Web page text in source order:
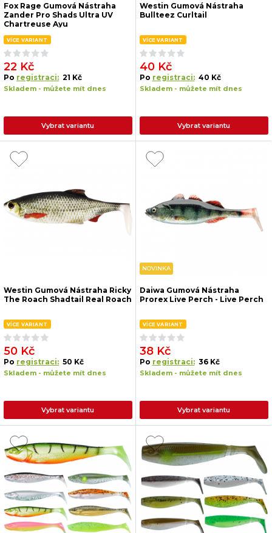
Fox Rage Gumová Nástraha
Zander Pro Shads Ultra UV
Chartreuse Ayu
VÍCE VARIANT
22 Kč
Po registraci: 21 Kč
Skladem - můžete mít dnes
Vybrat variantu
Westin Gumová Nástraha
Bullteez Curltail
VÍCE VARIANT
40 Kč
Po registraci: 40 Kč
Skladem - můžete mít dnes
Vybrat variantu
Westin Gumová Nástraha Ricky
The Roach Shadtail Real Roach
VÍCE VARIANT
50 Kč
Po registraci: 50 Kč
Skladem - můžete mít dnes
Vybrat variantu
NOVINKA
Daiwa Gumová Nástraha
Prorex Live Perch - Live Perch
VÍCE VARIANT
38 Kč
Po registraci: 36 Kč
Skladem - můžete mít dnes
Vybrat variantu